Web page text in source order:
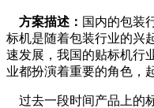
方案描述： 国内的包装
标机是随着包装行业的兴
速发展，我国的贴标机行
业都扮演着重要的角色，
过去一段时间产品上的